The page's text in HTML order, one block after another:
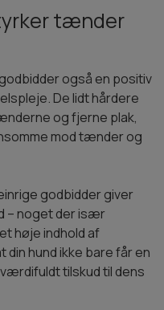
tænder
også en positiv
De lidt hårdere
og fjerne plak,
mod tænder og
godbidder giver
– noget der især
høje indhold af
din hund ikke bare får en
tilskud til dens